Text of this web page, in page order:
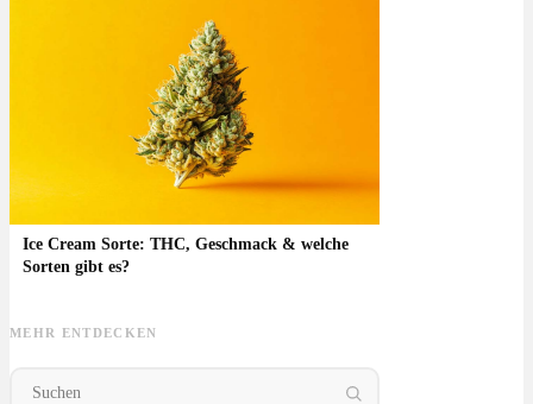
Ice Cream Sorte: THC, Geschmack & welche
Sorten gibt es?
MEHR ENTDECKEN